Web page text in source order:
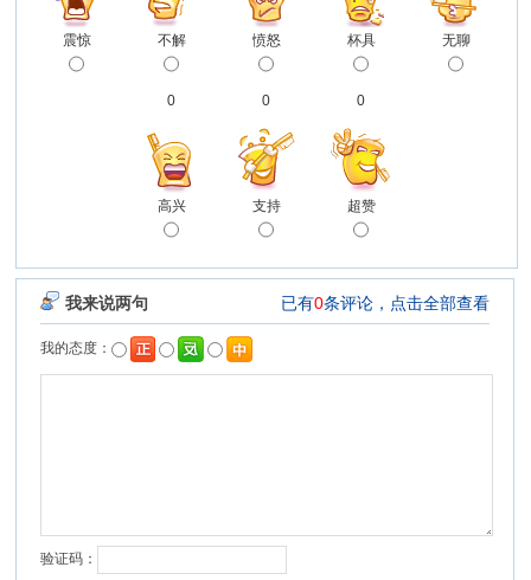
震惊 不解 愤怒 杯具 无聊
0
高兴
0
支持
0
超赞